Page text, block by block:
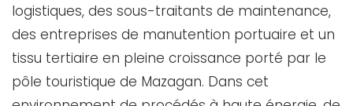
logistiques, des sous-traitants de maintenance,
des entreprises de manutention portuaire et un
tissu tertiaire en pleine croissance porté par le
pôle touristique de Mazagan. Dans cet